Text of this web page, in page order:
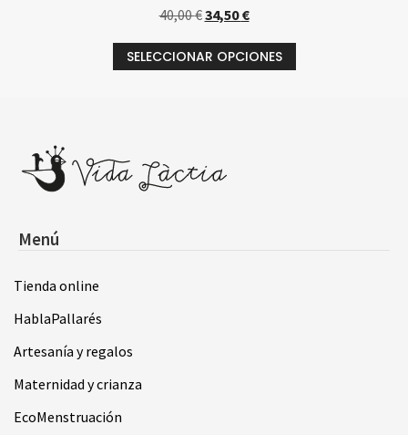
40,00€34,50€
SELECCIONAR OPCIONES
Menú
Tienda online
HablaPallarés
Artesanía y regalos
Maternidad y crianza
EcoMenstruación